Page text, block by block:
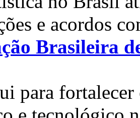
e acordos
Brasileira
para